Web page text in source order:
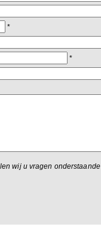
*
*
wij u vragen